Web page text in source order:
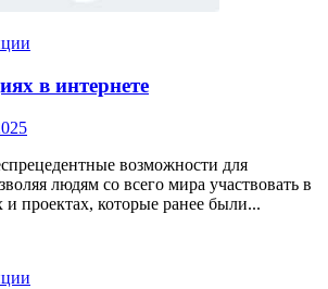
в интернете
возможности для
людям со всего мира участвовать в
проектах, которые ранее были...